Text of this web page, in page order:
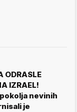
ODRASLE
IZRAEL!
nevinih
je